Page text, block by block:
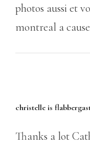
photos aussi et
montreal a
christelle is
Thanks a lot